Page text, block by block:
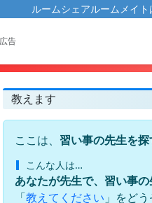
ルームシェアルームメイ
告
教えます
ここは、 習い事の先生を探
こんな人は…
あなたが先生で、習い事の
「教えてください 」をど